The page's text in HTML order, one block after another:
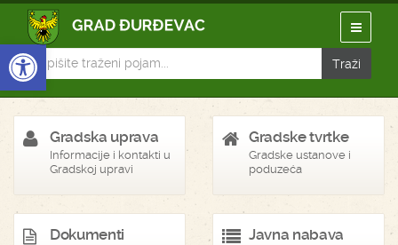
Open toolbar
Gradska uprava
Informacije i kontakti u
Gradskoj upravi
Gradske tvrtke
Gradske ustanove i
poduzeća
Dokumenti Javna nabava